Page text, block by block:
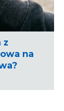
z
na